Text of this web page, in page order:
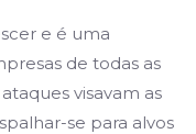
e é uma
de todas as
visavam as
se para alvos